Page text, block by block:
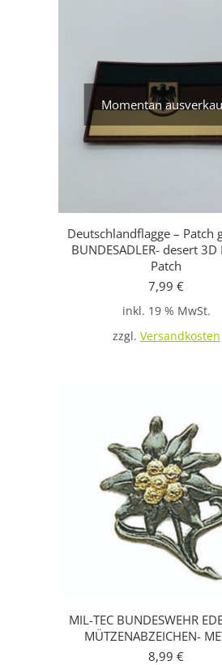
Momentan
Deutschlandflagge – Patch
BUNDESADLER- desert
Patch
7,99€
inkl. 19 % MwSt.
zzgl. Versandkosten
MIL-TEC BUNDESWEHR
MÜTZENABZEICHEN-
8,99€